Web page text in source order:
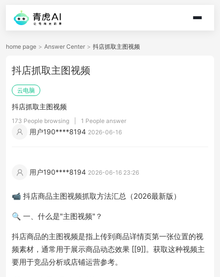
home page > Answer Center > 抖店抓取主图视频
抖店抓取主图视频
云电脑
抖店抓取主图视频
173 People browsing 1 People answer
用户190****8194 2026-06-16
用户190****8194 2026-06-16 23:26
📹 抖店商品主图视频抓取方法汇总（2026最新版）
🔍 一、什么是"主图视频"？
抖店商品的主图视频是指上传到商品详情页第一张位置的视
频素材，通常用于展示商品动态效果 [[9]]。获取这种视频主
要用于竞品分析或店铺运营参考。